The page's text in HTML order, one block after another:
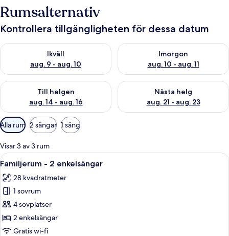
Rumsalternativ
Kontrollera tillgängligheten för dessa datum
Ikväll
aug. 9 - aug. 10
Kontrollera tillgängligheten för ikväll aug. 9 - aug. 10
Imorgon
aug. 10 - aug. 11
Kontrollera tillgängligheten
Till helgen
aug. 14 - aug. 16
Kontrollera tillgängligheten för den här helgen aug. 14 - aug.
Nästa helg
aug. 21 - aug. 23
Kontrollera tillgängligheten
Tillgängliga
filter
för
rum
Alla rum 2 sängar 1 säng
Visar 3 av 3 rum
Öppna
alla
foton
för
Familjerum
-
2
Ett hotellrum med en stor säng, ett
15
Familjerum - 2 enkelsängar
28 kvadratmeter
1 sovrum
4 sovplatser
2 enkelsängar
Gratis wi-fi